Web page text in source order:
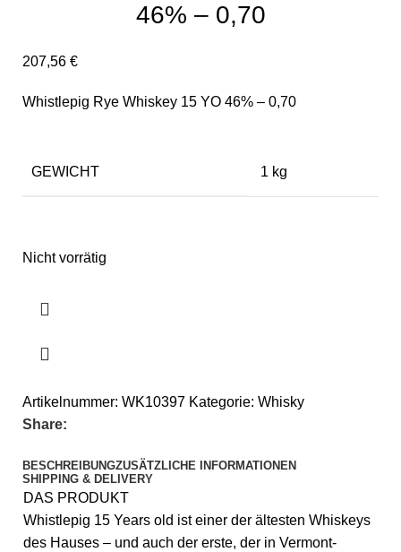
46% – 0,70
207,56 €
Whistlepig Rye Whiskey 15 YO 46% – 0,70
GEWICHT 1 kg
Nicht vorrätig
Artikelnummer: WK10397 Kategorie: Whisky
Share:
BESCHREIBUNGZUSÄTZLICHE INFORMATIONEN
SHIPPING & DELIVERY
DAS PRODUKT
Whistlepig 15 Years old ist einer der ältesten Whiskeys
des Hauses – und auch der erste, der in Vermont-